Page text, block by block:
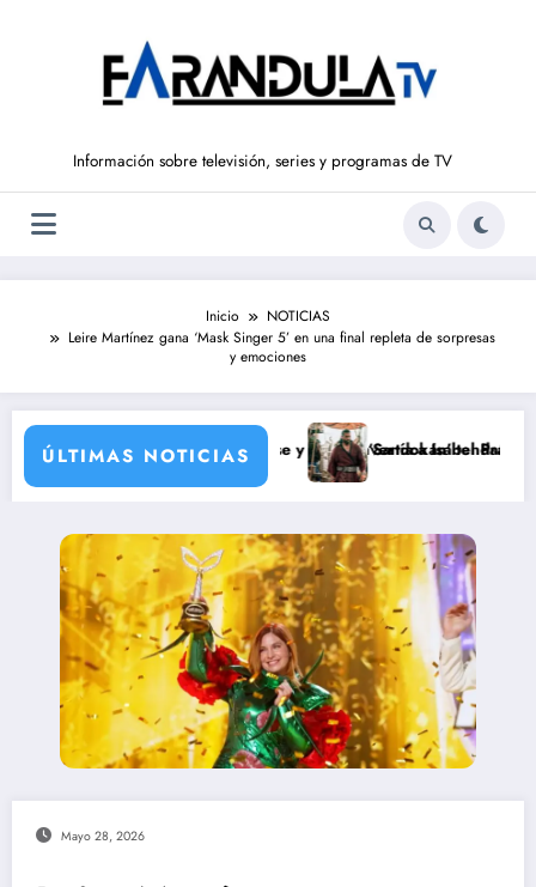
Información sobre televisión, series y programas de TV
Inicio
NOTICIAS
Leire Martínez gana ‘Mask Singer 5’ en una final repleta de sorpresas
y emociones
ÚLTIMAS NOTICIAS
llegó a rodarse y que convertía a Isabel Pantoja en la gran
‘Sandokán’ tendrá segunda
Mayo 28, 2026